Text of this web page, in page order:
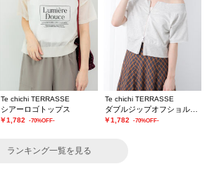
Te chichi TERRASSE
シアーロゴトップス
￥1,782 -70%OFF-
Te chichi TERRASSE
ダブルジップオフショルカットトップス
￥1,782 -70%OFF-
ランキング一覧を見る